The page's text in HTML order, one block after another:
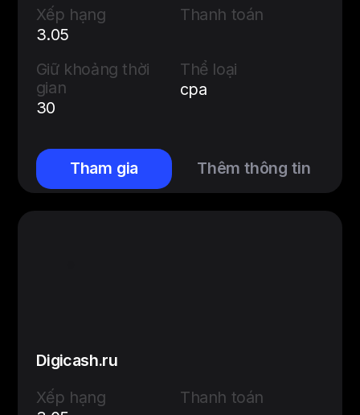
Xếp hạng
3.05
Thanh toán
Giữ khoảng thời
gian
30
Thể loại
cpa
Tham gia Thêm thông tin
Digicash.ru
Xếp hạng
Thanh toán